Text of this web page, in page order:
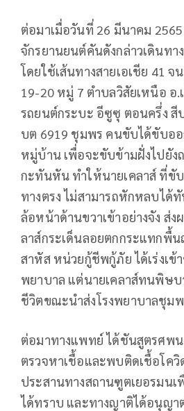
ต่อมาเมื่อวันที่ 26 มีนาคม
จักรยานยนต์คันดังกล่าวเดินทา
โดยใช้เส้นทางสายเอเชีย 41 จ
19-20 หมู่ 7 ตำบลวิสัยเหนือ อ.
รถยนต์กระบะ อีซูซุ ตอนครึ่ง สี
บต 6919 ชุมพร คนขับได้ขับอ
หมู่บ้าน เพื่อจะขับข้ามฝั่งไปยัง
กะทันหัน ทำให้นายเคลาส์ ที่ขั
ทางตรง ไม่สามารถหักหลบได้
ล้อหน้าด้านขวาเข้าอย่างจัง ส่ง
ลาส์กระเด็นลอยตกกระแทกพื้
สาหัส หน่วยกู้ชีพกู้ภัย ได้เร่งเข้
พยาบาล แต่นายเคลาส์ทนพิษบ
ชีวิตขณะนำส่งโรงพยาบาลชุม
ต่อมาทางแพทย์ ได้ชันสูตรศพน
ตรวจหาเชื้อและพบติดเชื้อโควิ
ประสานทางสถานฑูตเยอรมน
ได้ทราบ และทางญาติได้อนุญ